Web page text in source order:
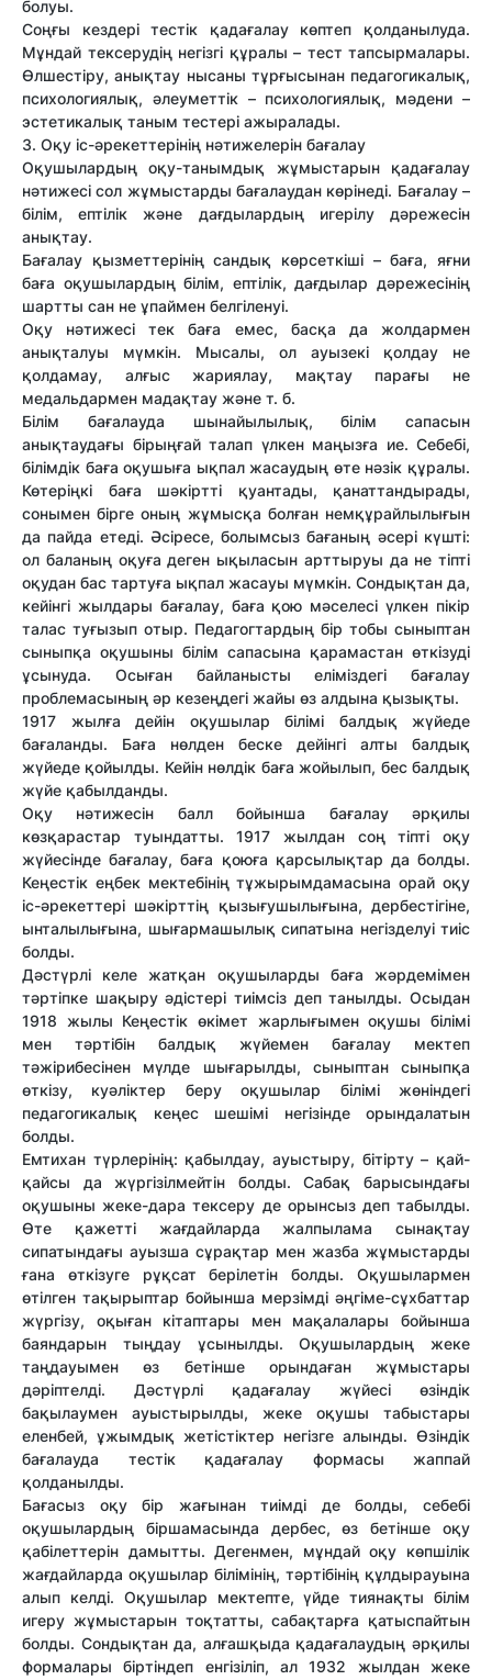
болуы.
Соңғы кездері тестік қадағалау көптеп қолданылуда.
Мұндай тексерудің негізгі құралы – тест тапсырмалары.
Өлшестіру, анықтау нысаны тұрғысынан педагогикалық,
психологиялық, əлеуметтік – психологиялық, мəдени –
эстетикалық таным тестері ажыралады.
3. Оқу іс-əрекеттерінің нəтижелерін бағалау
Оқушылардың оқу-танымдық жұмыстарын қадағалау
нəтижесі сол жұмыстарды бағалаудан көрінеді. Бағалау –
білім, ептілік жəне дағдылардың игерілу дəрежесін
анықтау.
Бағалау қызметтерінің сандық көрсеткіші – баға, яғни
баға оқушылардың білім, ептілік, дағдылар дəрежесінің
шартты сан не ұпаймен белгіленуі.
Оқу нəтижесі тек баға емес, басқа да жолдармен
анықталуы мүмкін. Мысалы, ол ауызекі қолдау не
қолдамау, алғыс жариялау, мақтау парағы не
медальдармен мадақтау жəне т. б.
Білім бағалауда шынайылылық, білім сапасын
анықтаудағы бірыңғай талап үлкен маңызға ие. Себебі,
білімдік баға оқушыға ықпал жасаудың өте нəзік құралы.
Көтеріңкі баға шəкіртті қуантады, қанаттандырады,
сонымен бірге оның жұмысқа болған немқұрайлылығын
да пайда етеді. Əсіресе, болымсыз бағаның əсері күшті:
ол баланың оқуға деген ықыласын арттыруы да не тіпті
оқудан бас тартуға ықпал жасауы мүмкін. Сондықтан да,
кейінгі жылдары бағалау, баға қою мəселесі үлкен пікір
талас туғызып отыр. Педагогтардың бір тобы сыныптан
сыныпқа оқушыны білім сапасына қарамастан өткізуді
ұсынуда. Осыған байланысты еліміздегі бағалау
проблемасының əр кезеңдегі жайы өз алдына қызықты.
1917 жылға дейін оқушылар білімі балдық жүйеде
бағаланды. Баға нөлден беске дейінгі алты балдық
жүйеде қойылды. Кейін нөлдік баға жойылып, бес балдық
жүйе қабылданды.
Оқу нəтижесін балл бойынша бағалау əрқилы
көзқарастар туындатты. 1917 жылдан соң тіпті оқу
жүйесінде бағалау, баға қоюға қарсылықтар да болды.
Кеңестік еңбек мектебінің тұжырымдамасына орай оқу
іс-əрекеттері шəкірттің қызығушылығына, дербестігіне,
ынталылығына, шығармашылық сипатына негізделуі тиіс
болды.
Дəстүрлі келе жатқан оқушыларды баға жəрдемімен
тəртіпке шақыру əдістері тиімсіз деп танылды. Осыдан
1918 жылы Кеңестік өкімет жарлығымен оқушы білімі
мен тəртібін балдық жүйемен бағалау мектеп
тəжірибесінен мүлде шығарылды, сыныптан сыныпқа
өткізу, куəліктер беру оқушылар білімі жөніндегі
педагогикалық кеңес шешімі негізінде орындалатын
болды.
Емтихан түрлерінің: қабылдау, ауыстыру, бітірту – қай-
қайсы да жүргізілмейтін болды. Сабақ барысындағы
оқушыны жеке-дара тексеру де орынсыз деп табылды.
Өте қажетті жағдайларда жалпылама сынақтау
сипатындағы ауызша сұрақтар мен жазба жұмыстарды
ғана өткізуге рұқсат берілетін болды. Оқушылармен
өтілген тақырыптар бойынша мерзімді əңгіме-сұхбаттар
жүргізу, оқыған кітаптары мен мақалалары бойынша
баяндарын тыңдау ұсынылды. Оқушылардың жеке
таңдауымен өз бетінше орындаған жұмыстары
дəріптелді. Дəстүрлі қадағалау жүйесі өзіндік
бақылаумен ауыстырылды, жеке оқушы табыстары
еленбей, ұжымдық жетістіктер негізге алынды. Өзіндік
бағалауда тестік қадағалау формасы жаппай
қолданылды.
Бағасыз оқу бір жағынан тиімді де болды, себебі
оқушылардың біршамасында дербес, өз бетінше оқу
қабілеттерін дамытты. Дегенмен, мұндай оқу көпшілік
жағдайларда оқушылар білімінің, тəртібінің құлдырауына
алып келді. Оқушылар мектепте, үйде тиянақты білім
игеру жұмыстарын тоқтатты, сабақтарға қатыспайтын
болды. Сондықтан да, алғашқыда қадағалаудың əрқилы
формалары біртіндеп енгізіліп, ал 1932 жылдан жеке